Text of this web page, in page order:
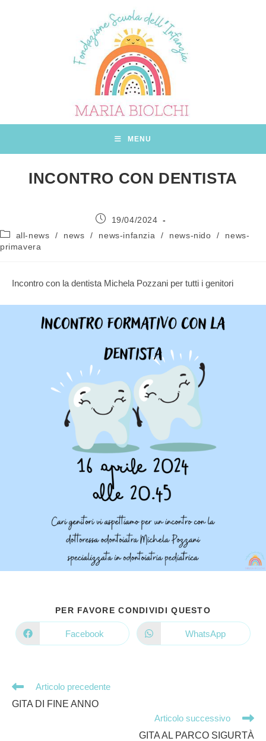
MENU
INCONTRO CON DENTISTA
Articolo19/04/2024
Categoria
dell'articolo:
all-news / news / news-infanzia / news-nido /
news-
primavera
Incontro con la dentista Michela Pozzani per tutti i genitori
PER FAVORE CONDIVIDI QUESTO
CONTENT
Opens
in
Facebook
Opens
in
WhatsApp
Leggi
articoli
Articolo precedente
GITA DI FINE ANNO
Articolo successivo
GITA AL PARCO SIGURTÀ